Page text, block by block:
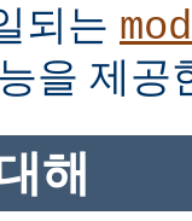
되는
을 제공
해